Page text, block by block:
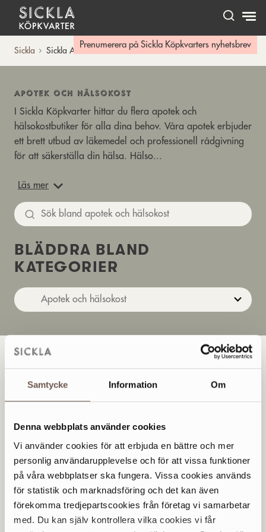
Samtycke Information Om
Denna webbplats använder cookies
Vi använder cookies för att erbjuda en bättre och mer
personlig användarupplevelse och för att vissa funktioner
på våra webbplatser ska fungera. Vissa cookies används
för statistik och marknadsföring och det kan även
förekomma tredjepartscookies från företag vi samarbetar
med. Du kan själv kontrollera vilka cookies vi får
Hem
Prenumerera på Sickla Köpkvarters nyhetsbrev
Sickla Sickla A-Ö
APOTEK OCH HÄLSOKOST
I Sickla Köpkvarter hittar du flera apotek och
hälsokostbutiker för alla dina behov. Våra apotek erbjuder
ett brett utbud av läkemedel och professionell rådgivning
för att säkerställa din hälsa. Hälso...
Läs mer
Sök
BLÄDDRA BLAND
KATEGORIER
Apotek Hjärtat (plania)
Öppet idag 8-21
K